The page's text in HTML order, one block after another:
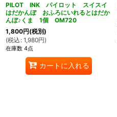
PILOT INK パイロット スイスイ
はだかんぼ おふろにいれるとはだか
んぼ♪くま 1個 OM720
1,800円(税別)
(税込 : 1,980円)
在庫数 4点
カートに入れる